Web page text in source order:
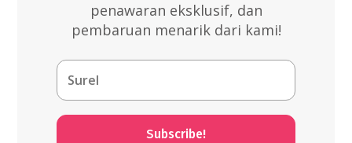
penawaran eksklusif, dan
pembaruan menarik dari kami!
Subscribe!